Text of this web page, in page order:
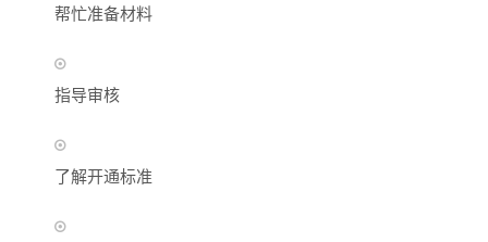
帮忙准备材料
指导审核
了解开通标准